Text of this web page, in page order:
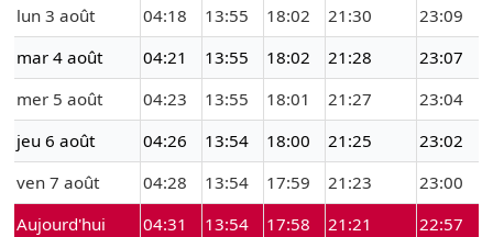
lun 3 août 04:18 13:55 18:02 21:30
23:09
mar 4 août
04:21 13:55 18:02 21:28
23:07
mer 5 août
04:23 13:55 18:01 21:27
23:04
jeu 6 août
04:26 13:54 18:00 21:25
23:02
ven 7 août
04:28 13:54 17:59 21:23
23:00
Aujourd'hui
04:31 13:54 17:58 21:21
22:57